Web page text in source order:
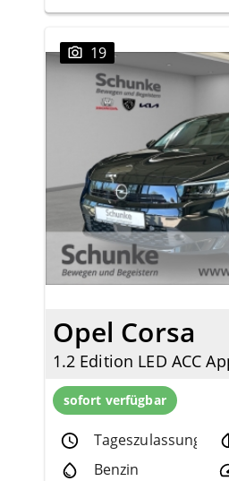
19
Opel Corsa
sofort verfügbar
Tageszulassung
Benzin